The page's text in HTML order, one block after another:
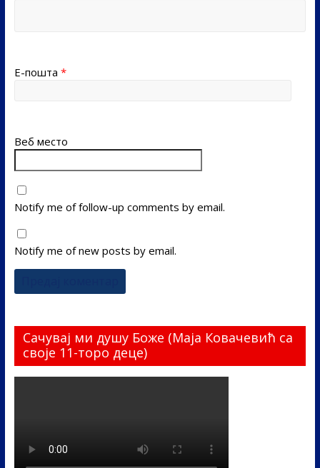
Е-пошта *
Веб место
Notify me of follow-up comments by email.
Notify me of new posts by email.
Сачувај ми душу Боже (Маја Ковачевић са
своје 11-торо деце)